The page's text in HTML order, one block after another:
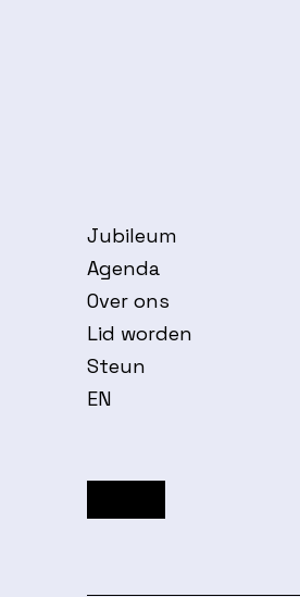
Jubileum
Agenda
Over ons
Lid worden
Steun
EN